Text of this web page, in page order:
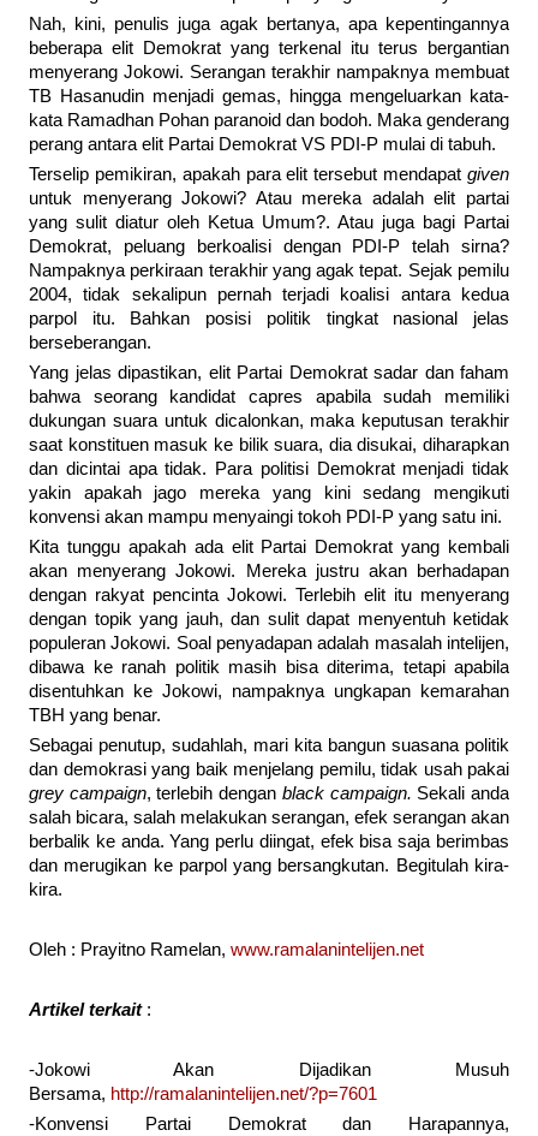
Nah, kini, penulis juga agak bertanya, apa kepentingannya
beberapa elit Demokrat yang terkenal itu terus bergantian
menyerang Jokowi. Serangan terakhir nampaknya membuat
TB Hasanudin menjadi gemas, hingga mengeluarkan kata-
kata Ramadhan Pohan paranoid dan bodoh. Maka genderang
perang antara elit Partai Demokrat VS PDI-P mulai di tabuh.
Terselip pemikiran, apakah para elit tersebut mendapat given
untuk menyerang Jokowi? Atau mereka adalah elit partai
yang sulit diatur oleh Ketua Umum?. Atau juga bagi Partai
Demokrat, peluang berkoalisi dengan PDI-P telah sirna?
Nampaknya perkiraan terakhir yang agak tepat. Sejak pemilu
2004, tidak sekalipun pernah terjadi koalisi antara kedua
parpol itu. Bahkan posisi politik tingkat nasional jelas
berseberangan.
Yang jelas dipastikan, elit Partai Demokrat sadar dan faham
bahwa seorang kandidat capres apabila sudah memiliki
dukungan suara untuk dicalonkan, maka keputusan terakhir
saat konstituen masuk ke bilik suara, dia disukai, diharapkan
dan dicintai apa tidak. Para politisi Demokrat menjadi tidak
yakin apakah jago mereka yang kini sedang mengikuti
konvensi akan mampu menyaingi tokoh PDI-P yang satu ini.
Kita tunggu apakah ada elit Partai Demokrat yang kembali
akan menyerang Jokowi. Mereka justru akan berhadapan
dengan rakyat pencinta Jokowi. Terlebih elit itu menyerang
dengan topik yang jauh, dan sulit dapat menyentuh ketidak
populeran Jokowi. Soal penyadapan adalah masalah intelijen,
dibawa ke ranah politik masih bisa diterima, tetapi apabila
disentuhkan ke Jokowi, nampaknya ungkapan kemarahan
TBH yang benar.
Sebagai penutup, sudahlah, mari kita bangun suasana politik
dan demokrasi yang baik menjelang pemilu, tidak usah pakai
grey campaign, terlebih dengan black campaign. Sekali anda
salah bicara, salah melakukan serangan, efek serangan akan
berbalik ke anda. Yang perlu diingat, efek bisa saja berimbas
dan merugikan ke parpol yang bersangkutan. Begitulah kira-
kira.
Oleh : Prayitno Ramelan, www.ramalanintelijen.net
Artikel terkait :
-Jokowi Akan Dijadikan Musuh
Bersama, http://ramalanintelijen.net/?p=7601
-Konvensi Partai Demokrat dan Harapannya,